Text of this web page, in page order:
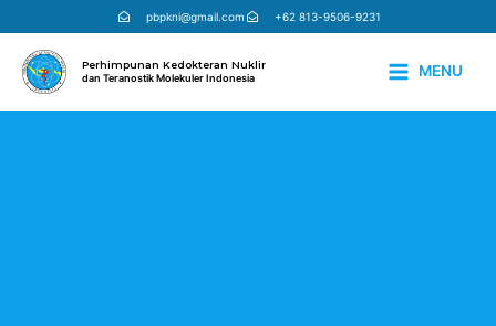
ke
konten
pbpkni@gmail.com +62 813-9506-9231
Perhimpunan Kedokteran Nuklir
dan Teranostik Molekuler Indonesia
MENU